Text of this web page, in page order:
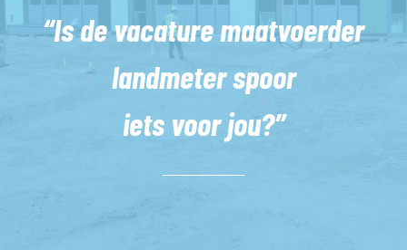
“Is de vacature maatvoerder
landmeter spoor
iets voor jou?”